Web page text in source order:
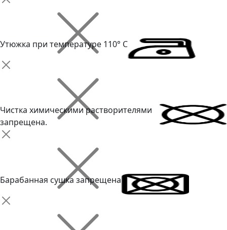
Утюжка при температуре 110° С
Чистка химическими растворителями
запрещена.
Барабанная сушка запрещена